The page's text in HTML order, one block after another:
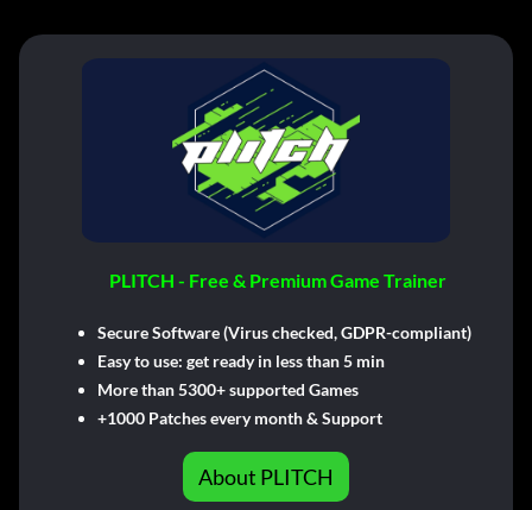
PLITCH - Free & Premium Game Trainer
Secure Software (Virus checked, GDPR-compliant)
Easy to use: get ready in less than 5 min
More than 5300+ supported Games
+1000 Patches every month & Support
About PLITCH